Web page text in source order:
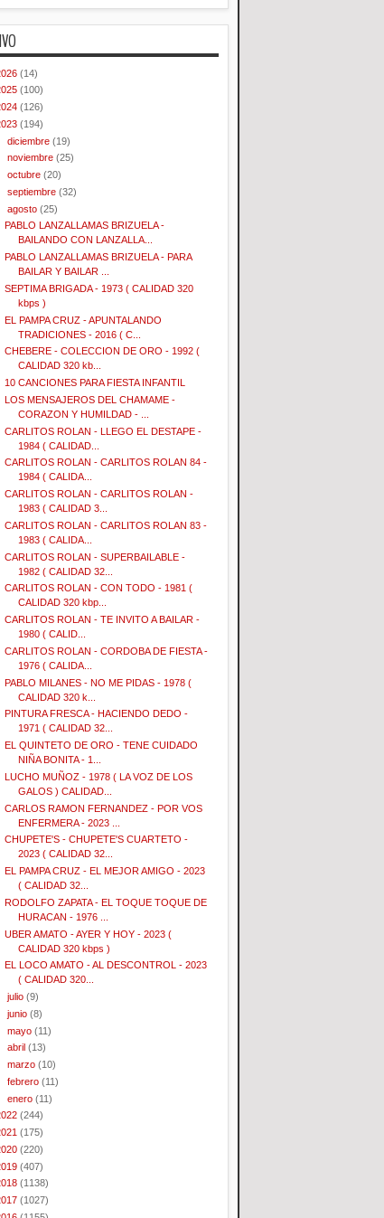
(14)
(100)
(126)
(194)
diciembre (19)
noviembre (25)
octubre (20)
septiembre (32)
agosto (25)
PABLO LANZALLAMAS BRIZUELA -
BAILANDO CON LANZALLA...
PABLO LANZALLAMAS BRIZUELA - PARA
BAILAR Y BAILAR ...
SEPTIMA BRIGADA - 1973 ( CALIDAD 320
kbps )
EL PAMPA CRUZ - APUNTALANDO
TRADICIONES - 2016 ( C...
CHEBERE - COLECCION DE ORO - 1992 (
CALIDAD 320 kb...
10 CANCIONES PARA FIESTA INFANTIL
LOS MENSAJEROS DEL CHAMAME -
CORAZON Y HUMILDAD - ...
CARLITOS ROLAN - LLEGO EL DESTAPE -
1984 ( CALIDAD...
CARLITOS ROLAN - CARLITOS ROLAN 84 -
1984 ( CALIDA...
CARLITOS ROLAN - CARLITOS ROLAN -
1983 ( CALIDAD 3...
CARLITOS ROLAN - CARLITOS ROLAN 83 -
1983 ( CALIDA...
CARLITOS ROLAN - SUPERBAILABLE -
1982 ( CALIDAD 32...
CARLITOS ROLAN - CON TODO - 1981 (
CALIDAD 320 kbp...
CARLITOS ROLAN - TE INVITO A BAILAR -
1980 ( CALID...
CARLITOS ROLAN - CORDOBA DE FIESTA -
1976 ( CALIDA...
PABLO MILANES - NO ME PIDAS - 1978 (
CALIDAD 320 k...
PINTURA FRESCA - HACIENDO DEDO -
1971 ( CALIDAD 32...
EL QUINTETO DE ORO - TENE CUIDADO
NIÑA BONITA - 1...
LUCHO MUÑOZ - 1978 ( LA VOZ DE LOS
GALOS ) CALIDAD...
CARLOS RAMON FERNANDEZ - POR VOS
ENFERMERA - 2023 ...
CHUPETE'S - CHUPETE'S CUARTETO -
2023 ( CALIDAD 32...
EL PAMPA CRUZ - EL MEJOR AMIGO - 2023
( CALIDAD 32...
RODOLFO ZAPATA - EL TOQUE TOQUE DE
HURACAN - 1976 ...
UBER AMATO - AYER Y HOY - 2023 (
CALIDAD 320 kbps )
EL LOCO AMATO - AL DESCONTROL - 2023
( CALIDAD 320...
julio (9)
junio (8)
mayo (11)
abril (13)
marzo (10)
febrero (11)
enero (11)
(244)
(175)
(220)
(407)
(1138)
(1027)